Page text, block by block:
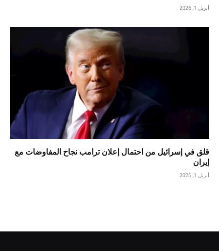
أبريل 1, 2026
قلق في إسرائيل من احتمال إعلان ترامب نجاح المفاوضات مع
إيران
أبريل 1, 2026